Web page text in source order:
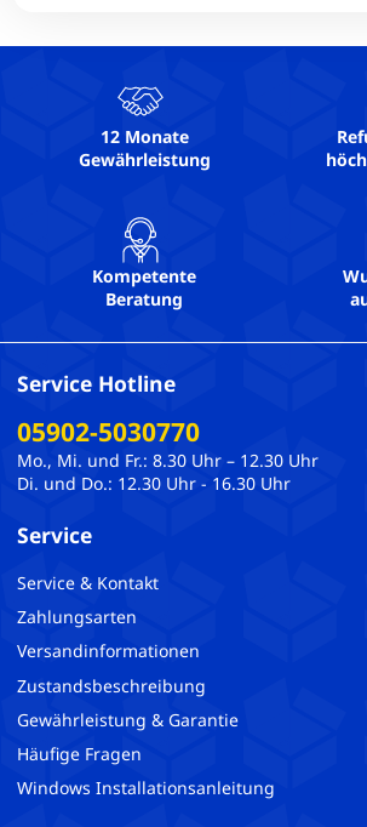
Touchscreen: Nein
USB-C: 2
USB3: 2
12 Monate
Gewährleistung
Kompetente
Beratung
Service Hotline
05902-5030770
Mo., Mi. und Fr.: 8.30 Uhr – 12.30 Uhr
Di. und Do.: 12.30 Uhr - 16.30 Uhr
Service
Service & Kontakt
Zahlungsarten
Versandinformationen
Zustandsbeschreibung
Gewährleistung & Garantie
Häufige Fragen
Windows Installationsanleitung